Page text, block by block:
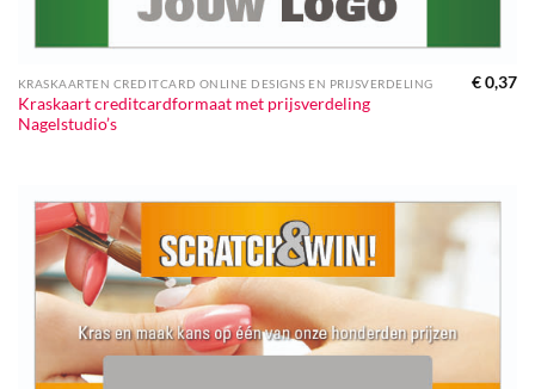
KRASKAARTEN CREDITCARD ONLINE DESIGNS EN PRIJSVERDELING
Kraskaart creditcardformaat met prijsverdeling
Nagelstudio’s
€0,37